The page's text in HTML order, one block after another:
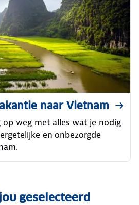
naar Vietnam
op weg met alles wat je nodig
en onbezorgde
geselecteerd